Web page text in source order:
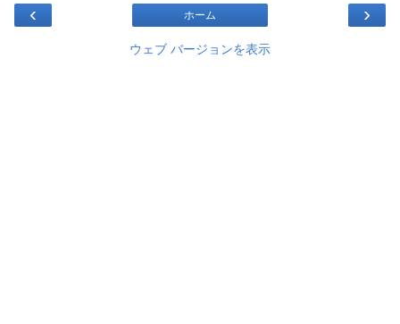
‹ ›
ホーム
ウェブ バージョンを表示